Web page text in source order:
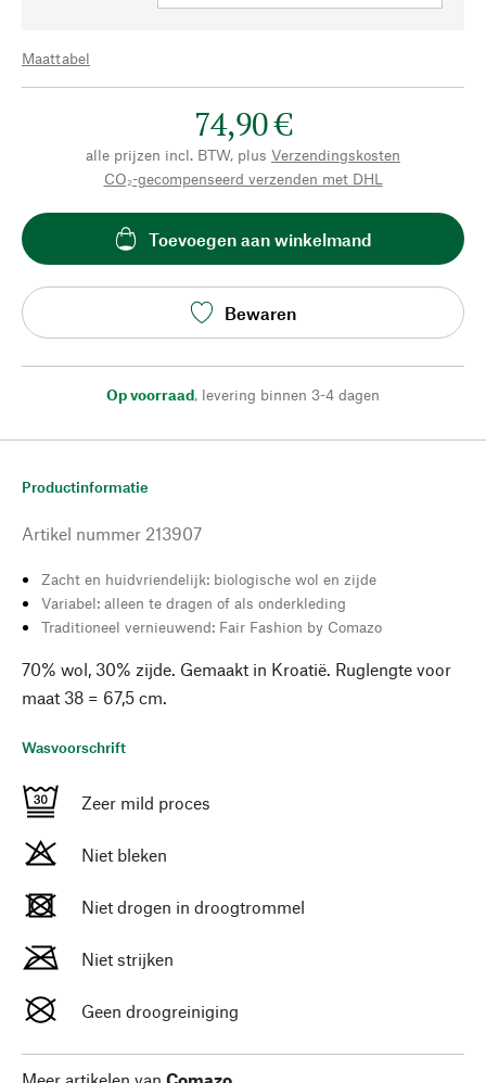
Maattabel
74,90 €
alle prijzen incl. BTW, plus Verzendingskosten
CO₂-gecompenseerd verzenden met DHL
Toevoegen aan winkelmand
Bewaren
Op voorraad, levering binnen 3-4 dagen
Productinformatie
Artikel nummer 213907
Zacht en huidvriendelijk: biologische wol en zijde
Variabel: alleen te dragen of als onderkleding
Traditioneel vernieuwend: Fair Fashion by Comazo
70% wol, 30% zijde. Gemaakt in Kroatië. Ruglengte voor
maat 38 = 67,5 cm.
Wasvoorschrift
Zeer mild proces
Niet bleken
Niet drogen in droogtrommel
Niet strijken
Geen droogreiniging